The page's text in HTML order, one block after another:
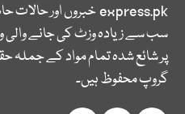
express.pkخبروں اور حالات
سب سے زیادہ وزٹ کی جانے
پر شائع شدہ تمام مواد کے جملہ
گروپ محفوظ ہیں۔